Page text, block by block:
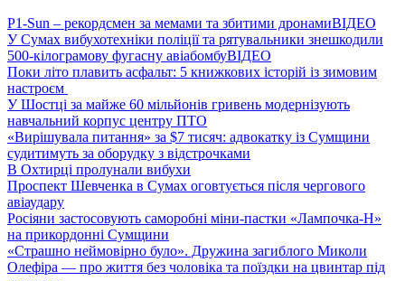
P1-Sun – рекордсмен за мемами та збитими дронамиВІДЕО
У Сумах вибухотехніки поліції та рятувальники знешкодили
500-кілограмову фугасну авіабомбуВІДЕО
Поки літо плавить асфальт: 5 книжкових історій із зимовим
настроєм
У Шостці за майже 60 мільйонів гривень модернізують
навчальний корпус центру ПТО
«Вирішувала питання» за $7 тисяч: адвокатку із Сумщини
судитимуть за оборудку з відстрочками
В Охтирці пролунали вибухи
Проспект Шевченка в Сумах оговтується після чергового
авіаудару
Росіяни застосовують саморобні міни-пастки «Лампочка-Н»
на прикордонні Сумщини
«Страшно неймовірно було». Дружина загиблого Миколи
Олефіра — про життя без чоловіка та поїздки на цвинтар під